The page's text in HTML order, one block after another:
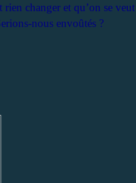
rien changer et qu’on se
nous envoûtés ?